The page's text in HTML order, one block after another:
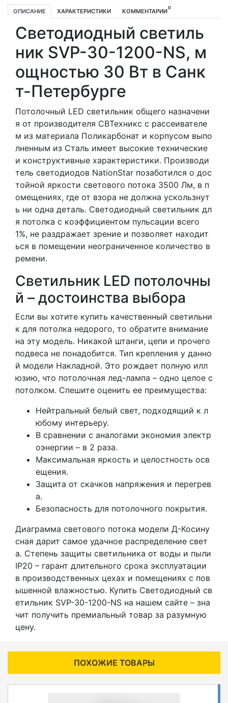
ОПИСАНИЕ ХАРАКТЕРИСТИКИ КОММЕНТАРИИ0
Светодиодный светиль
ник SVP-30-1200-NS, м
ощностью 30 Вт в Санк
т-Петербурге
Потолочный LED светильник общего назначени
я от производителя СВТехникс с рассеивателе
м из материала Поликарбонат и корпусом выпо
лненным из Сталь имеет высокие технические
и конструктивные характеристики. Производи
тель светодиодов NationStar позаботился о дос
тойной яркости светового потока 3500 Лм, в п
омещениях, где от взора не должна ускользнут
ь ни одна деталь. Светодиодный светильник дл
я потолка с коэффициентом пульсации всего
1%, не раздражает зрение и позволяет находит
ься в помещении неограниченное количество в
ремени.
Светильник LED потолочны
й – достоинства выбора
Если вы хотите купить качественный светильни
к для потолка недорого, то обратите внимание
на эту модель. Никакой штанги, цепи и прочего
подвеса не понадобится. Тип крепления у данно
й модели Накладной. Это рождает полную илл
юзию, что потолочная лед-лампа – одно целое с
потолком. Спешите оценить ее преимущества:
Нейтральный белый свет, подходящий к л
юбому интерьеру.
В сравнении с аналогами экономия электр
оэнергии – в 2 раза.
Максимальная яркость и целостность осв
ещения.
Защита от скачков напряжения и перегрев
а.
Безопасность для потолочного покрытия.
Диаграмма светового потока модели Д-Косину
сная дарит самое удачное распределение свет
а. Степень защиты светильника от воды и пыли
IP20 – гарант длительного срока эксплуатации
в производственных цехах и помещениях с пов
ышенной влажностью. Купить Светодиодный св
етильник SVP-30-1200-NS на нашем сайте – зна
чит получить премиальный товар за разумную
цену.
ПОХОЖИЕ ТОВАРЫ